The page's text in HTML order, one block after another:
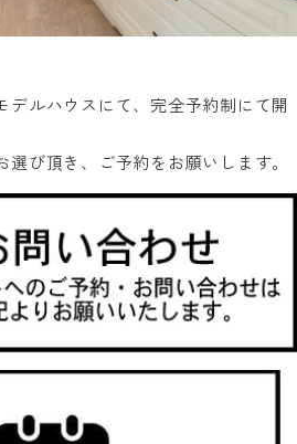
デルハウスにて、完全予約制にて開
び頂き、ご予約をお願いします。